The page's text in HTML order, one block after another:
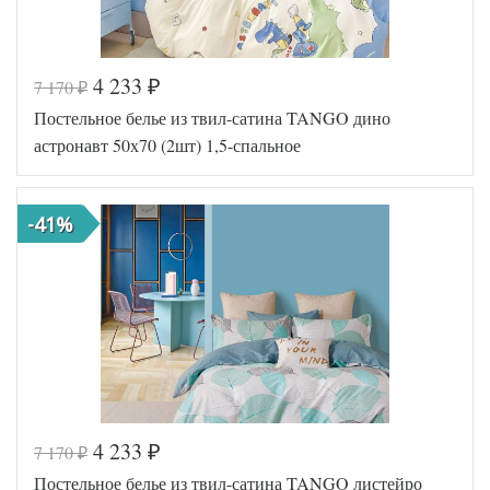
Код товара
577-965
Артикул
TT1243
41
Ткань
Твил
Размер
пододеяльника 150х200
Размер
простыни
180х230
50х70
(2шт)
Производитель
Tango
(Китай)
Код товара
577-831
TT1246
7 170₽ 4 233 ₽
Постельное белье из твил-сатина TANGO дино
астронавт 50х70 (2шт) 1,5-спальное
-41%
7 170₽ 4 233 ₽
Постельное белье из твил-сатина TANGO листейро